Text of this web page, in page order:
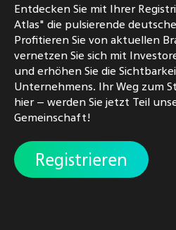
Entdecken Sie mit Ihrer
Atlas" die pulsierende
Profitieren Sie von aktuellen
vernetzen Sie sich mit
und erhöhen Sie die
Unternehmens. Ihr Weg zum
hier – werden Sie jetzt Teil
Gemeinschaft!
Registrieren